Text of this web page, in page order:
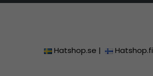
Hatshop.se | Hatshop.fi